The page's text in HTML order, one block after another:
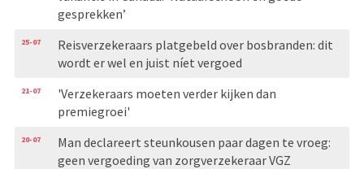
gesprekken’
25-07
Reisverzekeraars platgebeld over bosbranden: dit
wordt er wel en juist níet vergoed
21-07
'Verzekeraars moeten verder kijken dan
premiegroei'
20-07
Man declareert steunkousen paar dagen te vroeg:
geen vergoeding van zorgverzekeraar VGZ